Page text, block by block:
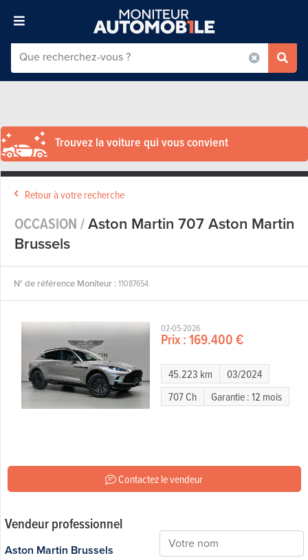
Trouvez la voiture qui vous convient
Retour à votre recherche
OCCASION /Aston Martin 707 Aston Martin
Brussels
N° de référence Moniteur :11087654
02-05-2026
Prix :169.400 €
45.223 km
03/2024
707 Ch
Garantie : 12 mois
Contactez le vendeur
Vendeur professionnel
Aston Martin Brussels